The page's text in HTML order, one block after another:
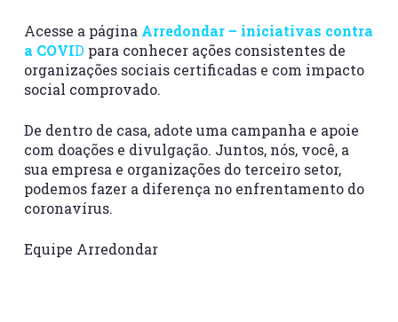
Acesse a página Arredondar – iniciativas contra
a COVID para conhecer ações consistentes de
organizações sociais certificadas e com impacto
social comprovado.
De dentro de casa, adote uma campanha e apoie
com doações e divulgação. Juntos, nós, você, a
sua empresa e organizações do terceiro setor,
podemos fazer a diferença no enfrentamento do
coronavírus.
Equipe Arredondar